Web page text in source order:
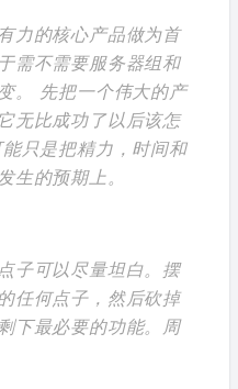
力的核心产品做为首
需不需要服务器组和
。 先把一个伟大的产
无比成功了以后该怎
只是把精力，时间和
生的预期上。
子可以尽量坦白。摆
任何点子，然后砍掉
下最必要的功能。周